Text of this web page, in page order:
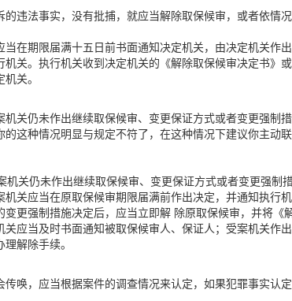
违法事实，没有批捕，就应当解除取保候审，或者依情
在期限届满十五日前书面通知决定机关，由决定机关作
关。执行机关收到决定机关的《解除取保候审决定书》
关。
关仍未作出继续取保候审、变更保证方式或者变更强制
这种情况明显与规定不符了，在这种情况下建议你主动
关仍未作出继续取保候审、变更保证方式或者变更强制
关应当在原取保候审期限届满前作出决定，并通知执行机
更强制措施决定后，应当立即解 除原取保候审，并将《
应当及时书面通知被取保候审人、保证人；受案机关作
解除手续。
唤，应当根据案件的调查情况来认定，如果犯罪事实认